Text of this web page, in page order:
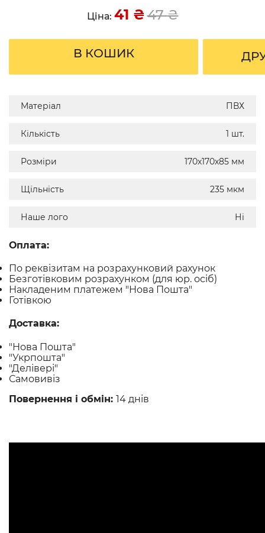
Ціна: 41 ₴47₴
В КОШИК
Матеріал ПВХ
Кількість 1 шт.
Розміри 170х170х85 мм
Щільність 235 мкм
Наше лого Ні
Оплата:
По реквізитам на розрахунковий рахунок
Безготівковим розрахунком (для юр. осіб)
Накладеним платежем "Нова Пошта"
Готівкою
Доставка:
"Нова Пошта"
"Укрпошта"
"Делівері"
Самовивіз
Повернення і обмін: 14 днів